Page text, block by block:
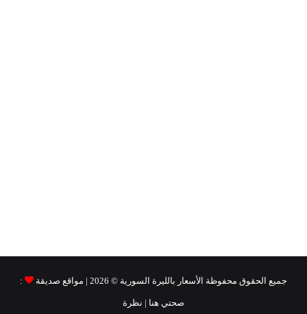
جميع الحقوق محفوظة الأسعار بالليرة السورية © :
صحتي هنا | نظرة